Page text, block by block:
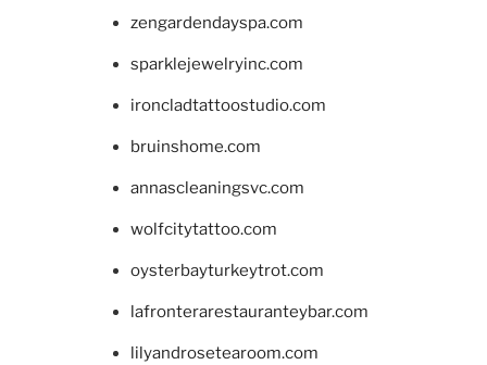
zengardendayspa.com
sparklejewelryinc.com
ironcladtattoostudio.com
bruinshome.com
annascleaningsvc.com
wolfcitytattoo.com
oysterbayturkeytrot.com
lafronterarestauranteybar.com
lilyandrosetearoom.com